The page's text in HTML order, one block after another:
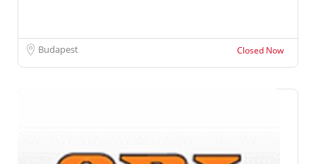
Budapest Closed Now